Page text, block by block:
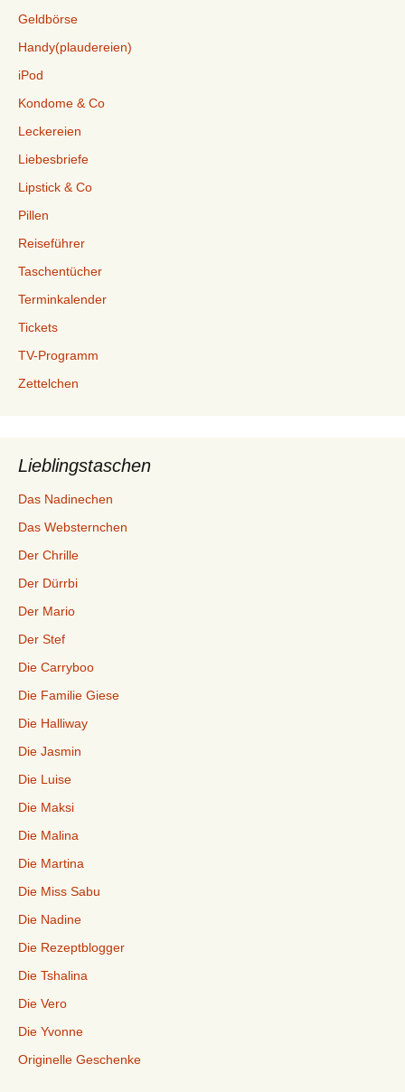
Geldbörse
Handy(plaudereien)
iPod
Kondome & Co
Leckereien
Liebesbriefe
Lipstick & Co
Pillen
Reiseführer
Taschentücher
Terminkalender
Tickets
TV-Programm
Zettelchen
Lieblingstaschen
Das Nadinechen
Das Websternchen
Der Chrille
Der Dürrbi
Der Mario
Der Stef
Die Carryboo
Die Familie Giese
Die Halliway
Die Jasmin
Die Luise
Die Maksi
Die Malina
Die Martina
Die Miss Sabu
Die Nadine
Die Rezeptblogger
Die Tshalina
Die Vero
Die Yvonne
Originelle Geschenke